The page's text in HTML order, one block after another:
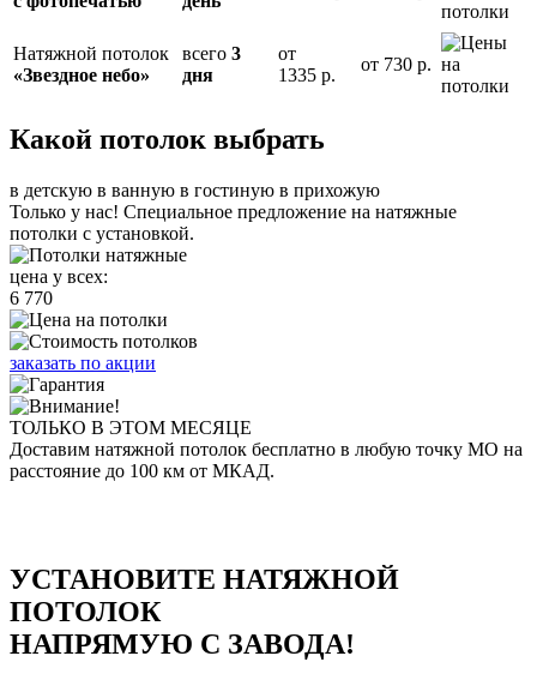
Натяжной потолок
«Звездное небо»
всего 3
дня
от
1335 р.
от 730 р.
Какой потолок выбрать
в детскую в ванную в гостиную в прихожую
Только у нас! Специальное предложение на натяжные
потолки с установкой.
цена у всех:
6 770
заказать по акции
ТОЛЬКО В ЭТОМ МЕСЯЦЕ
Доставим натяжной потолок бесплатно в любую точку МО на
расстояние до 100 км от МКАД.
УСТАНОВИТЕ НАТЯЖНОЙ
ПОТОЛОК
НАПРЯМУЮ С ЗАВОДА!